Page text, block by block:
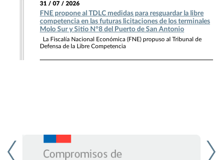
31 / 07 / 2026
FNE propone al TDLC medidas para resguardar la libre
competencia en las futuras licitaciones de los terminales
Molo Sur y Sitio N°8 del Puerto de San Antonio
La Fiscalía Nacional Económica (FNE) propuso al Tribunal de
Defensa de la Libre Competencia